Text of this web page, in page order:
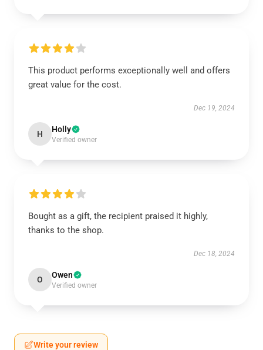
This product performs exceptionally well and offers
great value for the cost.
Dec 19, 2024
H Holly
Verified owner
Bought as a gift, the recipient praised it highly,
thanks to the shop.
Dec 18, 2024
O Owen
Verified owner
Write your review